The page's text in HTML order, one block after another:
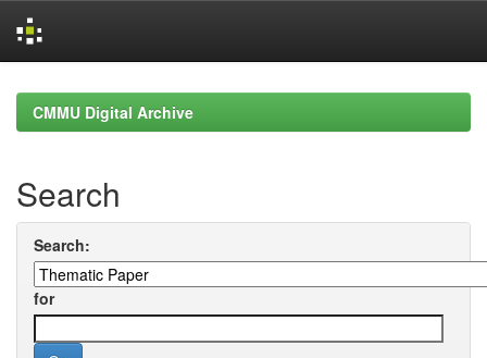
navigationCMMU Digital Archive
Search
Search:
for